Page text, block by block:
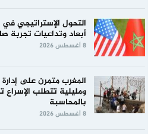
التحول الإستراتيجي في
أبعاد وتداعيات تجربة
8 أغسطس 2026
المغرب متمرن على
ومليلية تتطلب الإسراع
بالمحاسبة
8 أغسطس 2026